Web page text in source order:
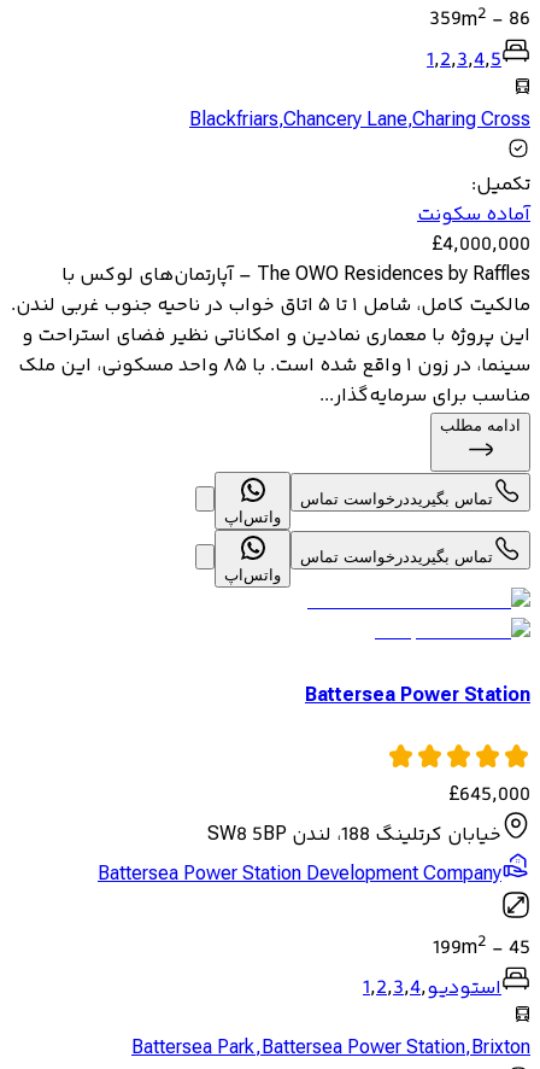
86
-
359m2
1,2,3,4,5
Blackfriars,Chancery Lane,Charing Cross
تکمیل:
آماده سکونت
£4,000,000
The OWO Residences by Raffles – آپارتمان‌های لوکس با
مالکیت کامل، شامل ۱ تا ۵ اتاق خواب در ناحیه جنوب غربی لندن.
این پروژه با معماری نمادین و امکاناتی نظیر فضای استراحت و
سینما، در زون ۱ واقع شده است. با ۸۵ واحد مسکونی، این ملک
مناسب برای سرمایه‌گذار...
ادامه مطلب
تماس بگیرید درخواست تماس
واتس‌اپ
تماس بگیرید درخواست تماس
واتس‌اپ
Battersea Power Station
£645,000
خیابان کرتلینگ 188، لندن SW8 5BP
Battersea Power Station Development Company
45
-
199m2
استودیو,
1,2,3,4
Battersea Park,Battersea Power Station,Brixton